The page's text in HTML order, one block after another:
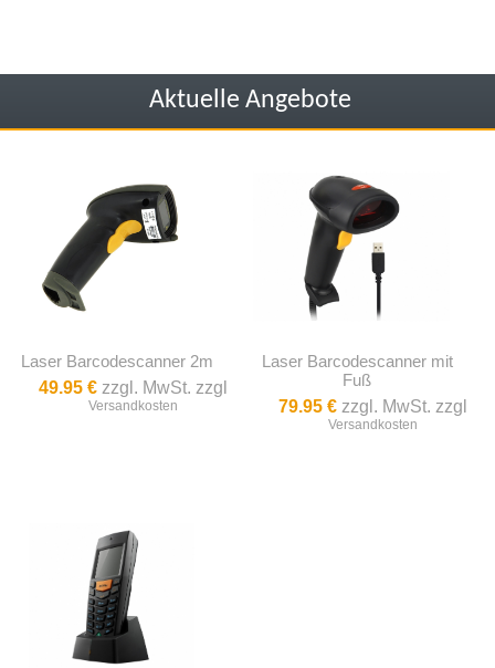
Aktuelle Angebote
Laser Barcodescanner 2m
49.95 €zzgl. MwSt. zzgl
Versandkosten
Laser Barcodescanner mit
Fuß
79.95 € zzgl. MwSt. zzgl
Versandkosten